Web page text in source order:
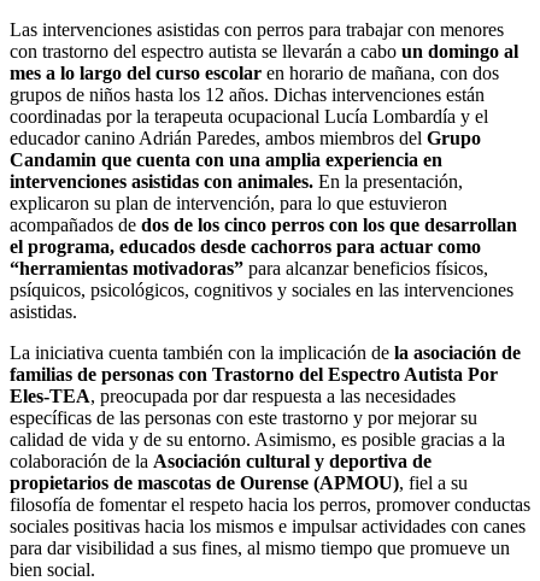
Las intervenciones asistidas con perros para trabajar con menores
con trastorno del espectro autista se llevarán a cabo un domingo al
mes a lo largo del curso escolar en horario de mañana, con dos
grupos de niños hasta los 12 años. Dichas intervenciones están
coordinadas por la terapeuta ocupacional Lucía Lombardía y el
educador canino Adrián Paredes, ambos miembros del Grupo
Candamin que cuenta con una amplia experiencia en
intervenciones asistidas con animales. En la presentación,
explicaron su plan de intervención, para lo que estuvieron
acompañados de dos de los cinco perros con los que desarrollan
el programa, educados desde cachorros para actuar como
“herramientas motivadoras” para alcanzar beneficios físicos,
psíquicos, psicológicos, cognitivos y sociales en las intervenciones
asistidas.
La iniciativa cuenta también con la implicación de la asociación de
familias de personas con Trastorno del Espectro Autista Por
Eles-TEA, preocupada por dar respuesta a las necesidades
específicas de las personas con este trastorno y por mejorar su
calidad de vida y de su entorno. Asimismo, es posible gracias a la
colaboración de la Asociación cultural y deportiva de
propietarios de mascotas de Ourense (APMOU), fiel a su
filosofía de fomentar el respeto hacia los perros, promover conductas
sociales positivas hacia los mismos e impulsar actividades con canes
para dar visibilidad a sus fines, al mismo tiempo que promueve un
bien social.